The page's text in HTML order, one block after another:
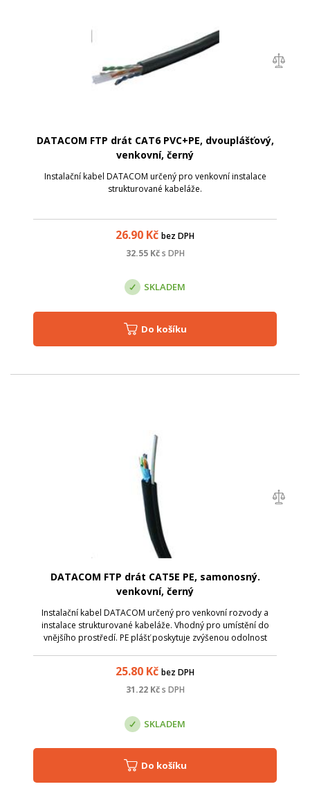
DATACOM FTP drát CAT6 PVC+PE, dvouplášťový,
venkovní, černý
Instalační kabel DATACOM určený pro venkovní instalace
strukturované kabeláže.
26.90 Kč bez DPH
32.55Kč s DPH
SKLADEM
Do košíku
DATACOM FTP drát CAT5E PE, samonosný.
venkovní, černý
Instalační kabel DATACOM určený pro venkovní rozvody a
instalace strukturované kabeláže. Vhodný pro umístění do
vnějšího prostředí. PE plášť poskytuje zvýšenou odolnost
25.80 Kč bez DPH
31.22Kč s DPH
SKLADEM
Do košíku